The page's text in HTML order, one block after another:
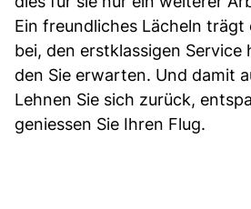
Ein freundliches Lächeln trägt
bei, den erstklassigen Service
den Sie erwarten. Und damit
Lehnen Sie sich zurück,
geniessen Sie Ihren Flug.